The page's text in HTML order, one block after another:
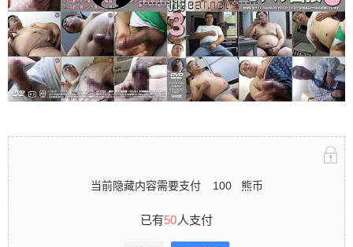
当前隐藏内容需要支付 100 熊币
已有50人支付
[SAMSON] モデル面接 3
当前隐藏内容需要支付100熊币 已有50人支付 登录
立刻注册 0 收藏